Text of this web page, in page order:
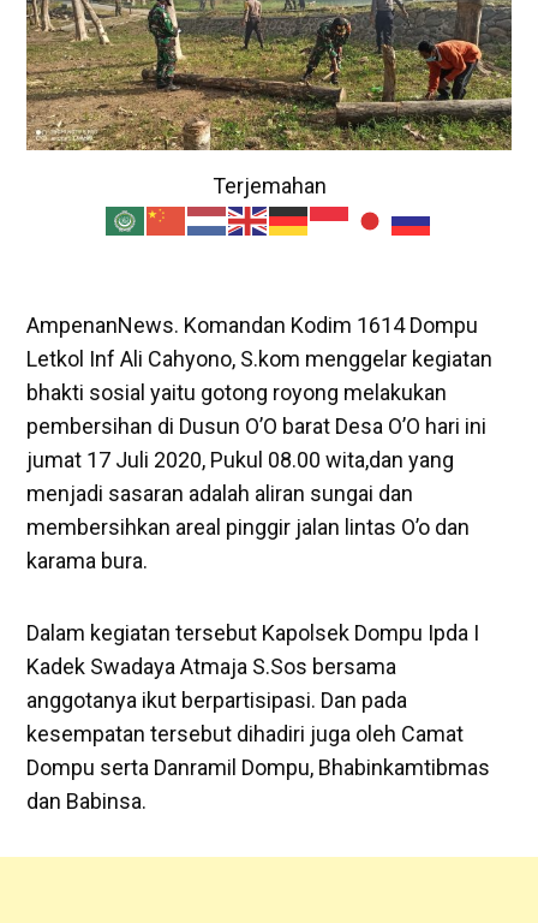
Terjemahan
AmpenanNews. Komandan Kodim 1614 Dompu
Letkol Inf Ali Cahyono, S.kom menggelar kegiatan
bhakti sosial yaitu gotong royong melakukan
pembersihan di Dusun O’O barat Desa O’O hari ini
jumat 17 Juli 2020, Pukul 08.00 wita,dan yang
menjadi sasaran adalah aliran sungai dan
membersihkan areal pinggir jalan lintas O’o dan
karama bura.
Dalam kegiatan tersebut Kapolsek Dompu Ipda I
Kadek Swadaya Atmaja S.Sos bersama
anggotanya ikut berpartisipasi. Dan pada
kesempatan tersebut dihadiri juga oleh Camat
Dompu serta Danramil Dompu, Bhabinkamtibmas
dan Babinsa.